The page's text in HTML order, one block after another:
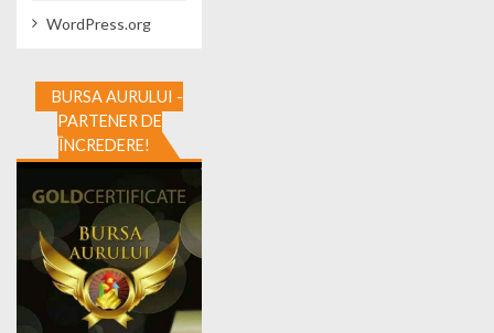
WordPress.org
BURSA AURULUI -
PARTENER DE
ÎNCREDERE!